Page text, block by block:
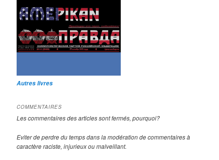
Autres livres
COMMENTAIRES
Les commentaires des articles sont fermés, pourquoi?
Eviter de perdre du temps dans la modération de commentaires à
caractère raciste, injurieux ou malveillant.